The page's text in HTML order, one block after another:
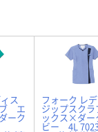
ス
ブ エ
ーク
フォーク レ
ジップスク
ックス×ダー
ビー 4L